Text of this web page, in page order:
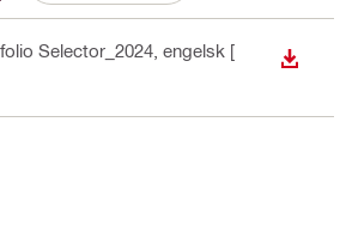
Selector_2024 , engelsk [